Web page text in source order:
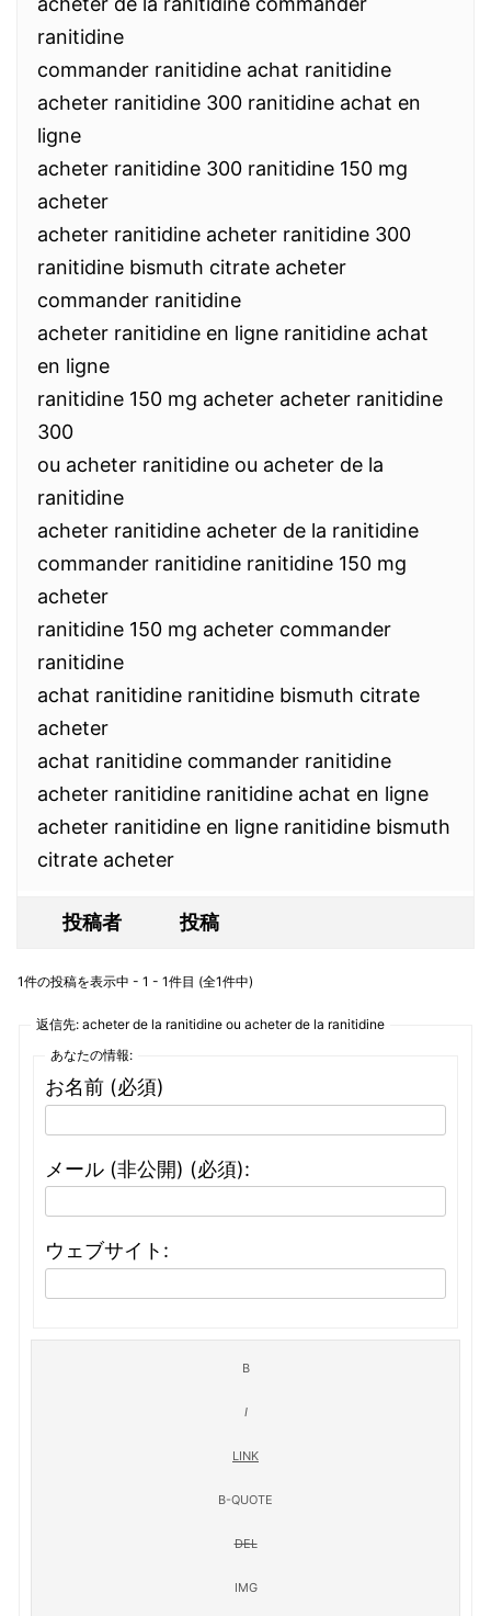
ranitidine
commander ranitidine achat ranitidine
acheter ranitidine 300 ranitidine achat en
ligne
acheter ranitidine 300 ranitidine 150 mg
acheter
acheter ranitidine acheter ranitidine 300
ranitidine bismuth citrate acheter
commander ranitidine
acheter ranitidine en ligne ranitidine achat
en ligne
ranitidine 150 mg acheter acheter ranitidine
300
ou acheter ranitidine ou acheter de la
ranitidine
acheter ranitidine acheter de la ranitidine
commander ranitidine ranitidine 150 mg
acheter
ranitidine 150 mg acheter commander
ranitidine
achat ranitidine ranitidine bismuth citrate
acheter
achat ranitidine commander ranitidine
acheter ranitidine ranitidine achat en ligne
acheter ranitidine en ligne ranitidine bismuth
citrate acheter
投稿者 投稿
1件の投稿を表示中 - 1 - 1件目 (全1件中)
返信先: acheter de la ranitidine ou acheter de la ranitidine
あなたの情報:
お名前 (必須)
メール (非公開) (必須):
ウェブサイト: